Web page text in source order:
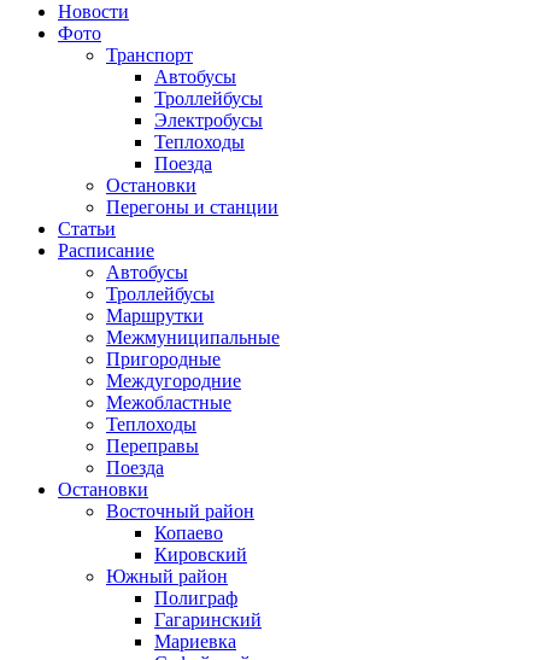
Новости
Фото
Транспорт
Автобусы
Троллейбусы
Электробусы
Теплоходы
Поезда
Остановки
Перегоны и станции
Статьи
Расписание
Автобусы
Троллейбусы
Маршрутки
Межмуниципальные
Пригородные
Междугородние
Межобластные
Теплоходы
Переправы
Поезда
Остановки
Восточный район
Копаево
Кировский
Южный район
Полиграф
Гагаринский
Мариевка